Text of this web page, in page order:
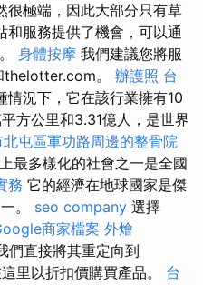
很極端，因此大部分只有草
和服務提供了機會，可以通
身體按摩 我們建議您將服
。 辦護照 台
情況下，它在該行業擁有10
方公里和3.31億人，是世界
北屯區軍功路周邊的整骨院
最多樣化的社會之一是全國
務 它的經濟在地球國家是傑
。 seo company 選擇
商家檔案 外燴
們直接將其重定向到
里以折扣價購買產品。 台